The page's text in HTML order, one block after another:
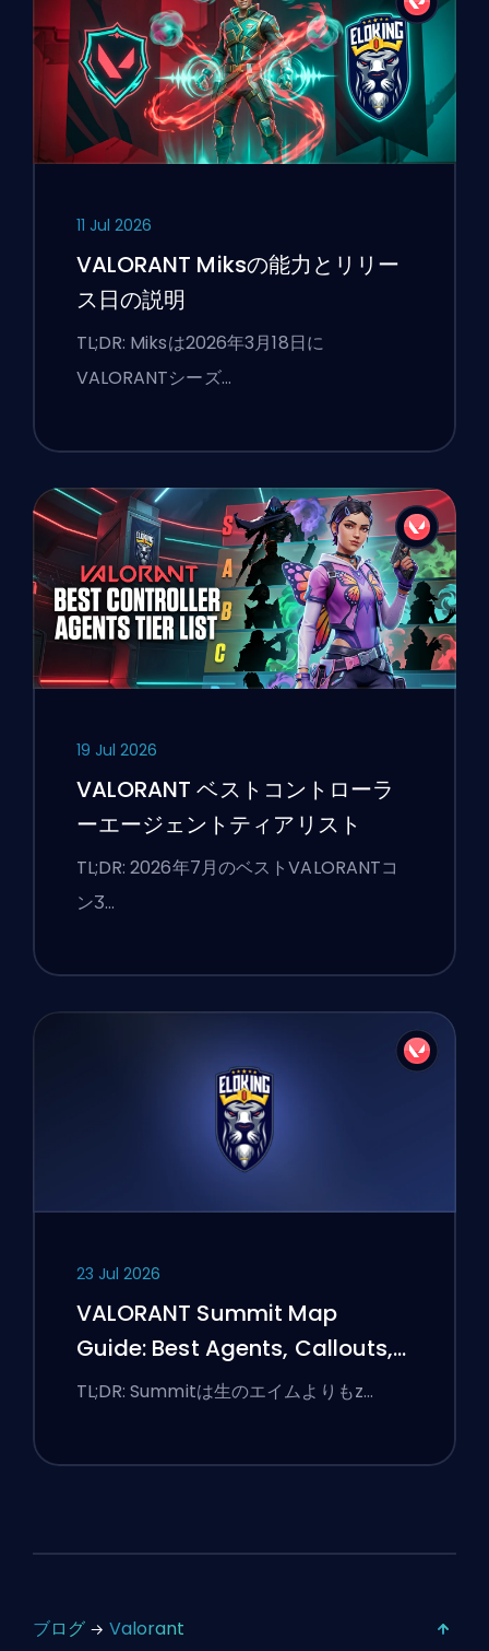
11 Jul 2026
VALORANT Miksの能力とリリー
ス日の説明
TL;DR: Miksは2026年3月18日に
VALORANTシーズ…
19 Jul 2026
VALORANT ベストコントローラ
ーエージェントティアリスト
TL;DR: 2026年7月のベストVALORANTコ
ンӠ…
23 Jul 2026
VALORANT Summit Map
Guide: Best Agents, Callouts,
and Smokes
TL;DR: Summitは生のエイムよりもz…
ブログ Valorant